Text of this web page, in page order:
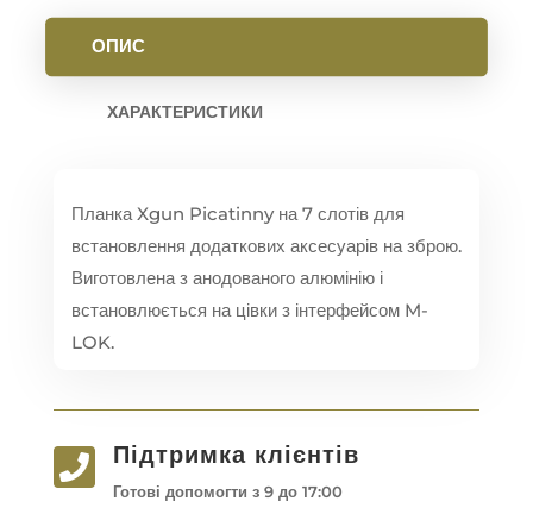
ОПИС
ХАРАКТЕРИСТИКИ
Планка Xgun Picatinny на 7 слотів для
встановлення додаткових аксесуарів на зброю.
Виготовлена з анодованого алюмінію і
встановлюється на цівки з інтерфейсом M-
LOK.
 Підтримка клієнтів
Готові допомогти з 9 до 17:00